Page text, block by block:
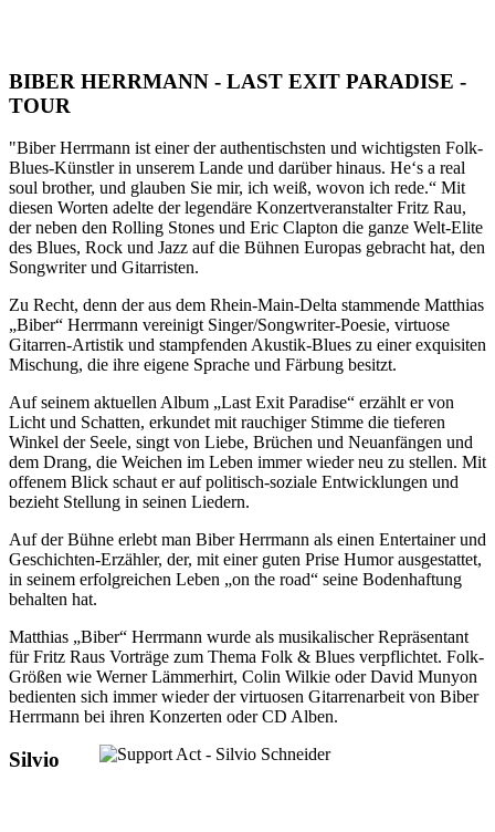
BIBER HERRMANN - LAST EXIT PARADISE -
TOUR
"Biber Herrmann ist einer der authentischsten und wichtigsten Folk-
Blues-Künstler in unserem Lande und darüber hinaus. He‘s a real
soul brother, und glauben Sie mir, ich weiß, wovon ich rede.“ Mit
diesen Worten adelte der legendäre Konzertveranstalter Fritz Rau,
der neben den Rolling Stones und Eric Clapton die ganze Welt-Elite
des Blues, Rock und Jazz auf die Bühnen Europas gebracht hat, den
Songwriter und Gitarristen.
Zu Recht, denn der aus dem Rhein-Main-Delta stammende Matthias
„Biber“ Herrmann vereinigt Singer/Songwriter-Poesie, virtuose
Gitarren-Artistik und stampfenden Akustik-Blues zu einer exquisiten
Mischung, die ihre eigene Sprache und Färbung besitzt.
Auf seinem aktuellen Album „Last Exit Paradise“ erzählt er von
Licht und Schatten, erkundet mit rauchiger Stimme die tieferen
Winkel der Seele, singt von Liebe, Brüchen und Neuanfängen und
dem Drang, die Weichen im Leben immer wieder neu zu stellen. Mit
offenem Blick schaut er auf politisch-soziale Entwicklungen und
bezieht Stellung in seinen Liedern.
Auf der Bühne erlebt man Biber Herrmann als einen Entertainer und
Geschichten-Erzähler, der, mit einer guten Prise Humor ausgestattet,
in seinem erfolgreichen Leben „on the road“ seine Bodenhaftung
behalten hat.
Matthias „Biber“ Herrmann wurde als musikalischer Repräsentant
für Fritz Raus Vorträge zum Thema Folk & Blues verpflichtet. Folk-
Größen wie Werner Lämmerhirt, Colin Wilkie oder David Munyon
bedienten sich immer wieder der virtuosen Gitarrenarbeit von Biber
Herrmann bei ihren Konzerten oder CD Alben.
Silvio